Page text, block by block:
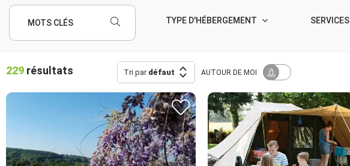
MOTS CLÉS TYPE D'HÉBERGEMENT SERVICES
229 résultats Tri par défaut AUTOUR DE MOI